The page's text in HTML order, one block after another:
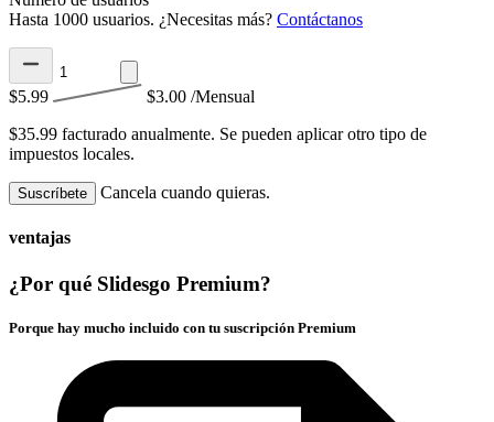
Hasta 1000 usuarios. ¿Necesitas más? Contáctanos
$5.99 $3.00 /Mensual
$35.99 facturado anualmente. Se pueden aplicar otro tipo de
impuestos locales.
Suscríbete Cancela cuando quieras.
ventajas
¿Por qué Slidesgo Premium?
Porque hay mucho incluido con tu suscripción Premium